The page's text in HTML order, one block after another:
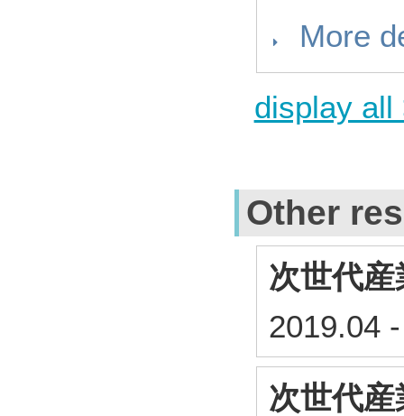
More
display all
Other
次世代
2019.04 -
次世代